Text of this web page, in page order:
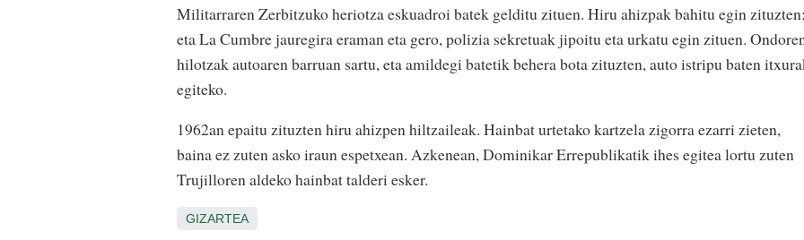
Militarraren Zerbitzuko heriotza eskuadroi batek gelditu zituen. Hiru ahizpak bahitu egin
eta La Cumbre jauregira eraman eta gero, polizia sekretuak jipoitu eta urkatu egin zituen.
hilotzak autoaren barruan sartu, eta amildegi batetik behera bota zituzten, auto istripu baten
egiteko.
1962an epaitu zituzten hiru ahizpen hiltzaileak. Hainbat urtetako kartzela zigorra ezarri zieten,
baina ez zuten asko iraun espetxean. Azkenean, Dominikar Errepublikatik ihes egitea lortu zuten
Trujilloren aldeko hainbat talderi esker.
GIZARTEA